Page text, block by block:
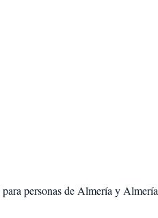
para personas de Almería y Almería